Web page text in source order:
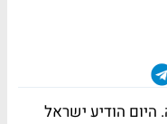
הודיע ישראל